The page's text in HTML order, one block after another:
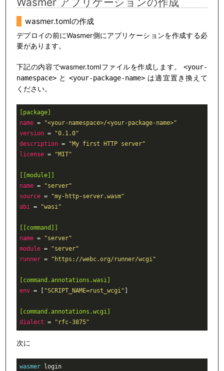
wasmer.tomlの作成
デプロイの前にWasmer側にアプリケーションを作成する必
要があります。
下記の内容でwasmer.tomlファイルを作成します。<your-
namespace>と<your-package-name> は適宜置き換えて
ください。
[package]
name =
"<your-namespace>/<your-package-name>"
version =
"0.1.0"
description =
"My first HTTP server"
license = "MIT"
[[module]]
name =
"server"
source =
"my-http-server.wasm"
abi = "wasi"
[[command]]
name =
"server"
module =
"server"
runner = "https://webc.org/runner/wcgi"
[command.annotations.wasi]
env = [ "SCRIPT_NAME=rust_wcgi"
[command.annotations.wcgi]
dialect = "rfc-3875"
次に
wasmer login